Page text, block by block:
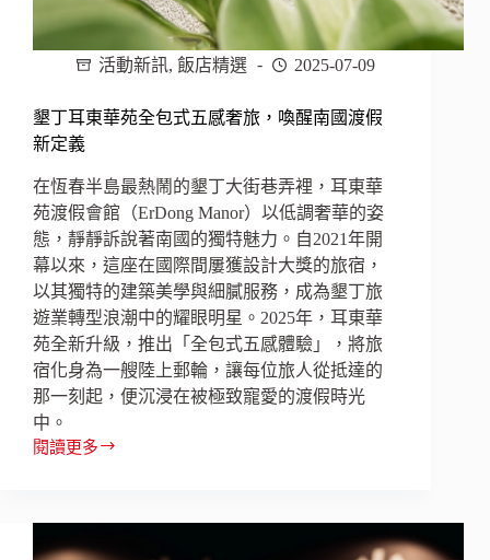
驗、
小
確
幸
專
案
活動新訊, 飯店精選 2025-07-09
墾丁耳東華苑全包式五感奢旅，喚醒南國渡假
新定義
在恆春半島最熱鬧的墾丁大街巷弄裡，耳東華
苑渡假會館（ErDong Manor）以低調奢華的姿
態，靜靜訴說著南國的獨特魅力。自2021年開
幕以來，這座在國際間屢獲設計大獎的旅宿，
以其獨特的建築美學與細膩服務，成為墾丁旅
遊業轉型浪潮中的耀眼明星。2025年，耳東華
苑全新升級，推出「全包式五感體驗」，將旅
宿化身為一艘陸上郵輪，讓每位旅人從抵達的
那一刻起，便沉浸在被極致寵愛的渡假時光
中。
閱讀更多
墾
東
華